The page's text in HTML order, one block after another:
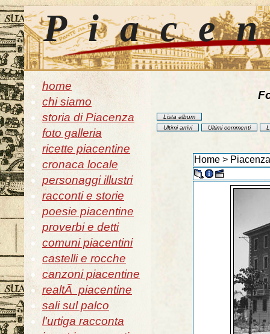
home
chi siamo
storia di Piacenza
foto galleria
ricette piacentine
cronaca locale
personaggi illustri
racconti e storie
poesie piacentine
proverbi e detti
comuni piacentini
castelli e rocche
canzoni piacentine
realtÃ piacentine
sali sul palco
l'urtiga racconta
Lista album
Ultimi arrivi
Ultimi commenti
Home>